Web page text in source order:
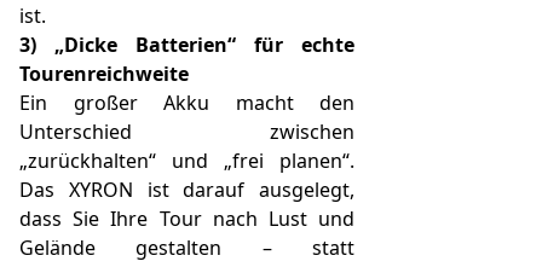
ist.
3) „Dicke Batterien“ für echte
Tourenreichweite
Ein großer Akku macht den
Unterschied zwischen
„zurückhalten“ und „frei planen“.
Das XYRON ist darauf ausgelegt,
dass Sie Ihre Tour nach Lust und
Gelände gestalten – statt